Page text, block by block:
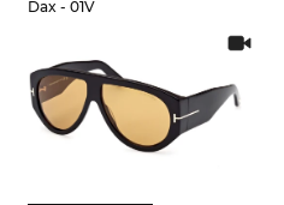
Dax - 01V